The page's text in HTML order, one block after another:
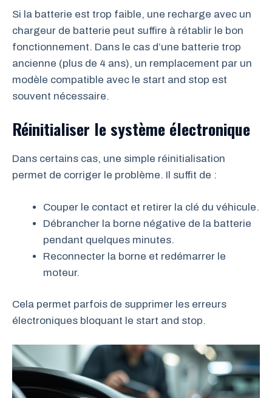
Si la batterie est trop faible, une recharge avec un
chargeur de batterie peut suffire à rétablir le bon
fonctionnement. Dans le cas d’une batterie trop
ancienne (plus de 4 ans), un remplacement par un
modèle compatible avec le start and stop est
souvent nécessaire.
Réinitialiser le système électronique
Dans certains cas, une simple réinitialisation
permet de corriger le problème. Il suffit de :
Couper le contact et retirer la clé du véhicule.
Débrancher la borne négative de la batterie
pendant quelques minutes.
Reconnecter la borne et redémarrer le
moteur.
Cela permet parfois de supprimer les erreurs
électroniques bloquant le start and stop.